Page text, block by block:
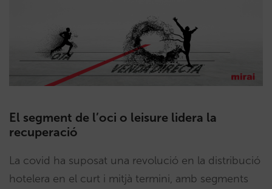
El segment de l’oci o leisure lidera la
recuperació
La covid ha suposat una revolució en la distribució
hotelera en el curt i mitjà termini, amb segments